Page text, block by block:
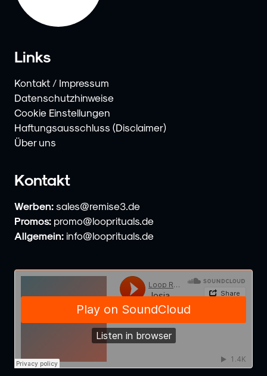
Links
Kontakt / Impressum
Datenschutzhinweise
Cookie Einstellungen
Haftungsausschluss (Disclaimer)
Über uns
Kontakt
Werben: sales@remise3.de
Promos: promo@looprituals.de
Allgemein: info@looprituals.de